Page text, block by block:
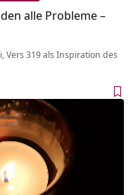
alle Probleme –
Vers 319 als Inspiration des